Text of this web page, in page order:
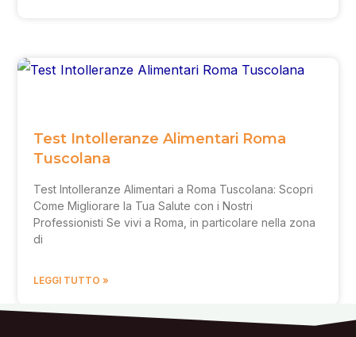
Test Intolleranze Alimentari Roma
Tuscolana
Test Intolleranze Alimentari a Roma Tuscolana: Scopri
Come Migliorare la Tua Salute con i Nostri
Professionisti Se vivi a Roma, in particolare nella zona
di
LEGGI TUTTO »